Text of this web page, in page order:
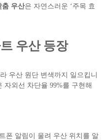
춤 우산은 자연스러운 ‘주목 효
우산 등장
우산 원단 변색까지 일으킵니
자외선 차단율 99%를 구현해
폰 알림이 울려 우산 위치를 알